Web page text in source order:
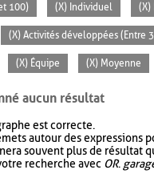
100) (X) Individuel (X)
(X) Activités développées (Entre
(X) Équipe (X) Moyenne
aucun résultat
est correcte.
autour des expressions
souvent plus de résultat
recherche avec OR.